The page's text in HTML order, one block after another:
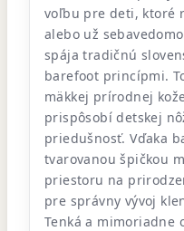
voľbu pre deti, ktoré
alebo už
spája tradičnú
barefoot princípmi.
mäkkej prírodnej
prispôsobí detskej
priedušnosť. Vďaka
tvarovanou špičkou
priestoru na
pre správny vývoj
Tenká a mimoriadne